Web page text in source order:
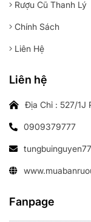
Rượu Cũ Thanh Lý
Chính Sách
Liên Hệ
Liên hệ
Địa Chỉ : 527/1J
0909379777
Fanpage